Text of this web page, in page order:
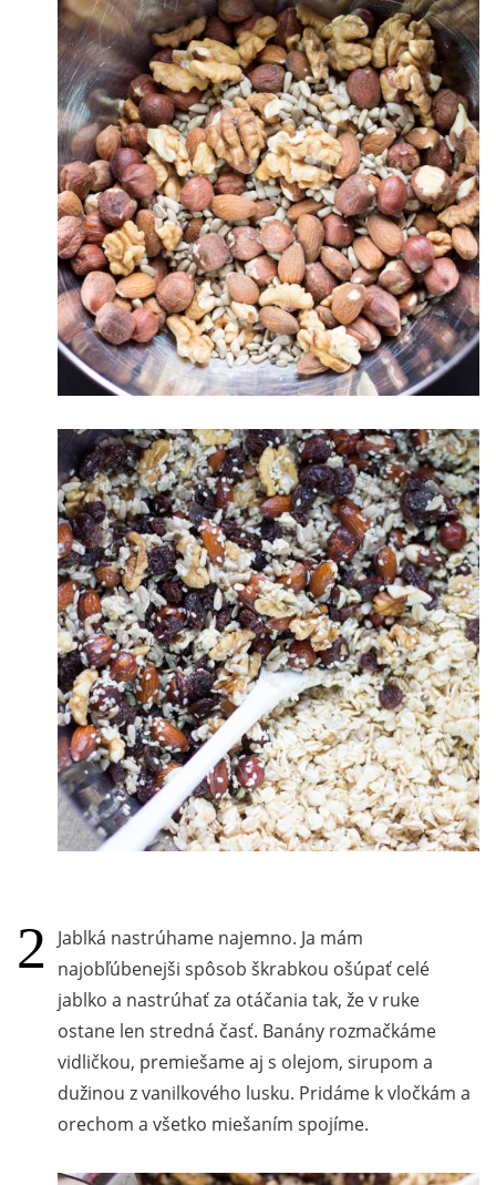
Jablká nastrúhame najemno. Ja mám
najobľúbenejši spôsob škrabkou ošúpať celé
jablko a nastrúhať za otáčania tak, že v ruke
ostane len stredná časť. Banány rozmačkáme
vidličkou, premiešame aj s olejom, sirupom a
dužinou z vanilkového lusku. Pridáme k vločkám a
orechom a všetko miešaním spojíme.